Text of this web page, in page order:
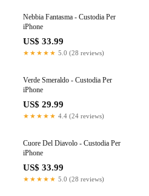
Nebbia Fantasma - Custodia Per
iPhone
US$ 33.99
★★★★★ 5.0 (28 reviews)
Verde Smeraldo - Custodia Per
iPhone
US$ 29.99
★★★★★ 4.4 (24 reviews)
Cuore Del Diavolo - Custodia Per
iPhone
US$ 33.99
★★★★★ 5.0 (28 reviews)